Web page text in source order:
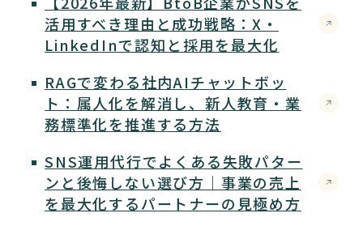
活用すべき理由と成功戦略：X・
LinkedInで認知と採用を最大化
RAGで変わる社内AIチャットボッ
ト：属人化を解消し、新人教育・業
務標準化を推進する方法
SNS運用代行でよくある失敗パター
ンと後悔しない選び方｜事業の売上
を最大化するパートナーの見極め方